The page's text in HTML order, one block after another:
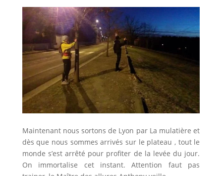
Maintenant nous sortons de Lyon par La mulatière et
dès que nous sommes arrivés sur le plateau , tout le
monde s’est arrêté pour profiter de la levée du jour.
On immortalise cet instant. Attention faut pas